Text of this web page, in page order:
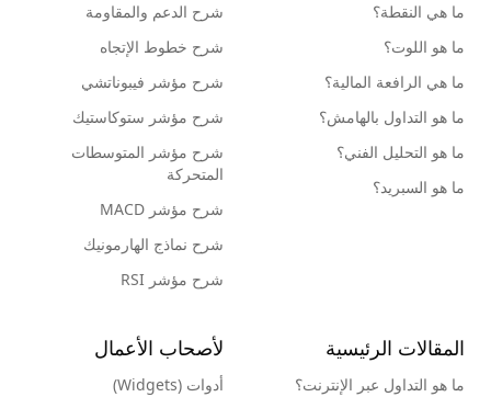
ما هي النقطة؟
ما هو اللوت؟
ما هي الرافعة المالية؟
ما هو التداول بالهامش؟
ما هو التحليل الفني؟
ما هو السبريد؟
شرح الدعم والمقاومة
شرح خطوط الإتجاه
شرح مؤشر فيبوناتشي
شرح مؤشر ستوكاستيك
شرح مؤشر المتوسطات
المتحركة
شرح مؤشر MACD
شرح نماذج الهارمونيك
شرح مؤشر RSI
المقالات الرئيسية
ما هو التداول عبر الإنترنت؟
لأصحاب الأعمال
أدوات (Widgets)